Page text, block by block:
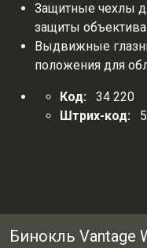
Защитные чехлы
защиты объектива
Выдвижные
положения для
Код:
34 220
Штрих-код:
Бинокль Vantage